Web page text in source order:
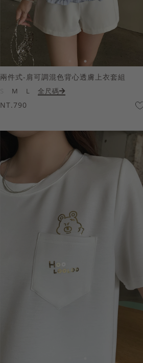
兩件式-肩可調混色背心透膚上衣套組
M L 全尺碼
NT.790